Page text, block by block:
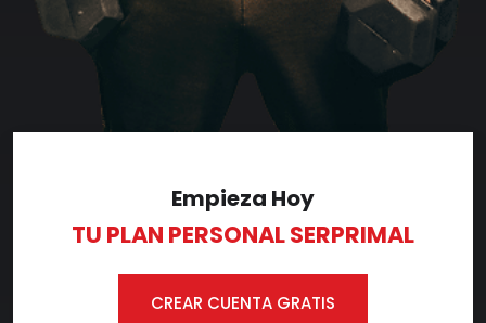
Empieza Hoy
TU PLAN PERSONAL SERPRIMAL
CREAR CUENTA GRATIS